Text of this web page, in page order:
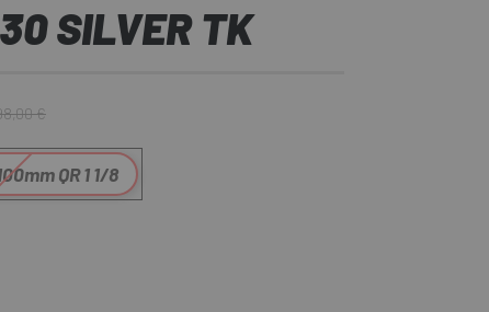
SILVER TK
€
QR 1 1/8